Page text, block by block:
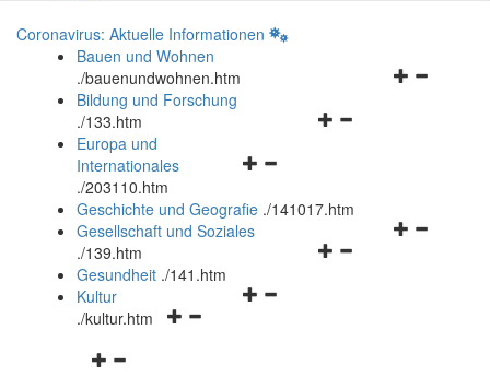
Coronavirus: Aktuelle Informationen
Bauen und Wohnen
./bauenundwohnen.htm
Navigationsmenü
Bildung und Forschung
./133.htm
Navigationsmenü
und
schließen
Europa und
Internationales
./203110.htm
Geschichte und Geografie ./141017.htm
Navigationsmenü
Gesellschaft und Soziales
./139.htm
Navigationsmenü
Gesundheit ./141.htm
Navigationsmenü
Kultur
./kultur.htm
Navigationsmenü